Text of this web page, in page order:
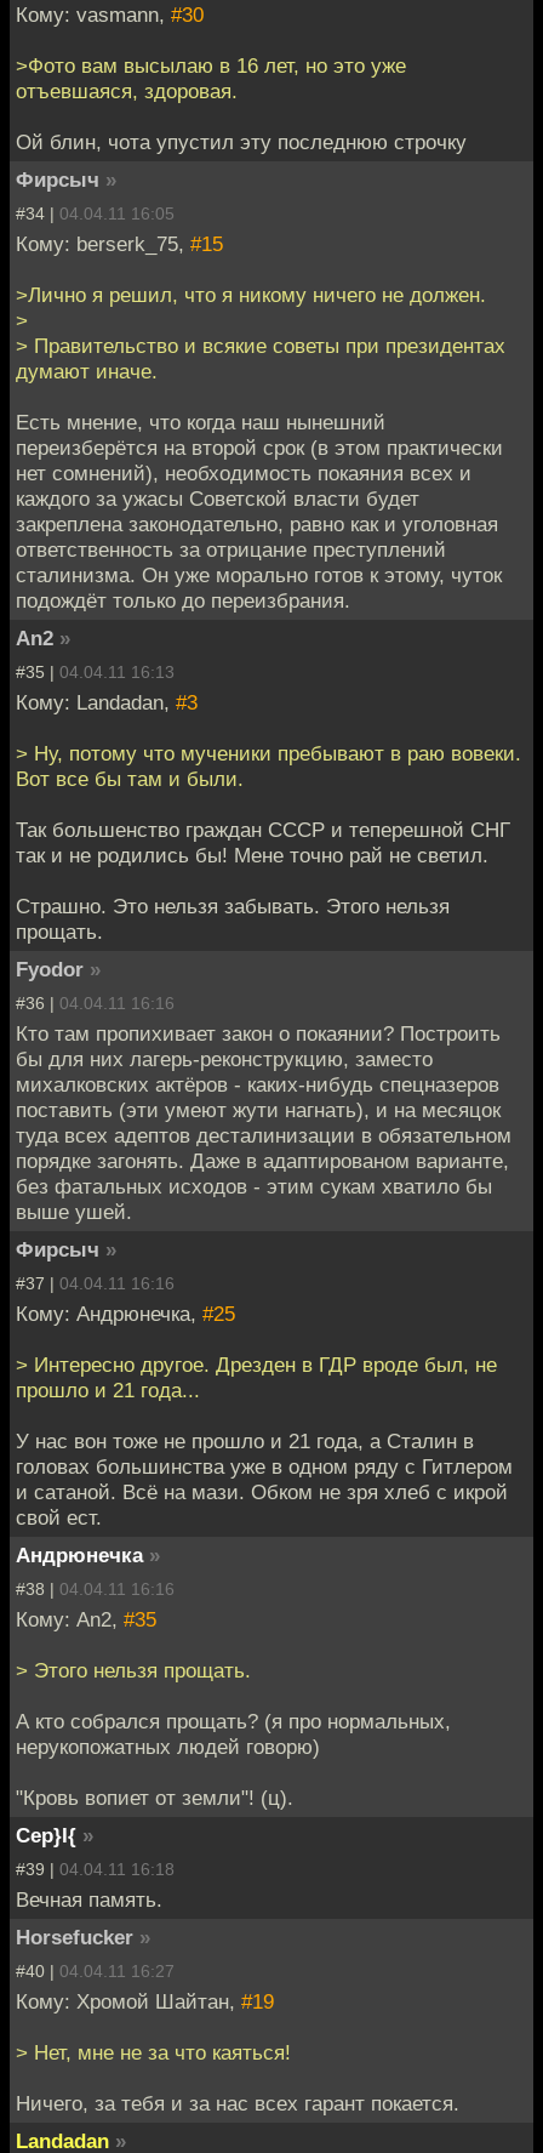
Кому: vasmann, #30
>Фото вам высылаю в 16 лет, но это уже
отъевшаяся, здоровая.
Ой блин, чота упустил эту последнюю строчку
Фирсыч »
#34 | 04.04.11 16:05
Кому: berserk_75, #15
>Лично я решил, что я никому ничего не должен.
>
> Правительство и всякие советы при президентах
думают иначе.
Есть мнение, что когда наш нынeшний
переизберётся на второй срок (в этом практически
нет сомнений), необходимость покаяния всех и
каждого за ужасы Советской власти будет
закреплена законодательно, равно как и уголовная
ответственность за отрицание преступлений
сталинизма. Он уже морально готов к этому, чуток
подождёт только до переизбрания.
An2 »
#35 | 04.04.11 16:13
Кому: Landadan, #3
> Ну, потому что мученики пребывают в раю вовеки.
Вот все бы там и были.
Так большенство граждан СССР и теперешной СНГ
так и не родились бы! Мене точно рай не светил.
Страшно. Это нельзя забывать. Этого нельзя
прощать.
Fyodor »
#36 | 04.04.11 16:16
Кто там пропихивает закон о покаянии? Построить
бы для них лагерь-реконструкцию, заместо
михалковских актёров - каких-нибудь спецназеров
поставить (эти умеют жути нагнать), и на месяцок
туда всех адептов десталинизации в обязательном
порядке загонять. Даже в адаптированом варианте,
без фатальных исходов - этим сукам хватило бы
выше ушей.
Фирсыч »
#37 | 04.04.11 16:16
Кому: Андрюнечка, #25
> Интересно другое. Дрезден в ГДР вроде был, не
прошло и 21 года...
У нас вон тоже не прошло и 21 года, а Сталин в
головах большинства уже в одном ряду с Гитлером
и сатаной. Всё на мази. Обком не зря хлеб с икрой
свой ест.
Андрюнечка »
#38 | 04.04.11 16:16
Кому: An2, #35
> Этого нельзя прощать.
А кто собрался прощать? (я про нормальных,
нерукопожатных людей говорю)
"Кровь вопиет от земли"! (ц).
Cep}I{ »
#39 | 04.04.11 16:18
Вечная память.
Horsefucker »
#40 | 04.04.11 16:27
Кому: Хромой Шайтан, #19
> Нет, мне не за что каяться!
Ничего, за тебя и за нас всех гарант покается.
Landadan »